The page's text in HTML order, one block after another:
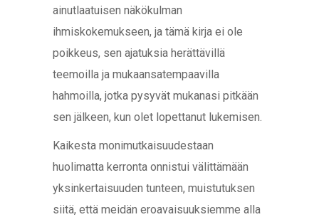
ainutlaatuisen näkökulman
ihmiskokemukseen, ja tämä kirja ei ole
poikkeus, sen ajatuksia herättävillä
teemoilla ja mukaansatempaavilla
hahmoilla, jotka pysyvät mukanasi pitkään
sen jälkeen, kun olet lopettanut lukemisen.
Kaikesta monimutkaisuudestaan
huolimatta kerronta onnistui välittämään
yksinkertaisuuden tunteen, muistutuksen
siitä, että meidän eroavaisuuksiemme alla